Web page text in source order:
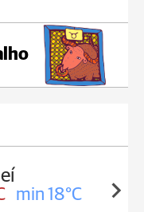
min 18°C